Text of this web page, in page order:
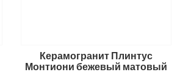
Керамогранит Плинтус
Монтиони бежевый матовый